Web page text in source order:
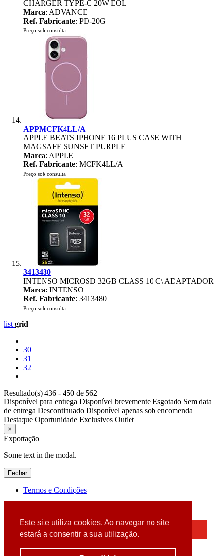
Este site utiliza cookies. Ao navegar no site
estará a consentir a sua utilização.
CHARGER TYPE-C 20W EOL
Marca: ADVANCE
Ref. Fabricante: PD-20G
Preço sob consulta
APPMCFK4LL/A
APPLE BEATS IPHONE 16 PLUS CASE WITH
MAGSAFE SUNSET PURPLE
Marca: APPLE
Ref. Fabricante: MCFK4LL/A
Preço sob consulta
3413480
INTENSO MICROSD 32GB CLASS 10 C\ ADAPTADOR
Marca: INTENSO
Ref. Fabricante: 3413480
Preço sob consulta
list grid
30
31
32
Resultado(s) 436 - 450 de 562
Disponível para entrega Disponível brevemente Esgotado Sem data
de entrega Descontinuado Disponível apenas sob encomenda
Destaque Oportunidade Exclusivos Outlet
×
Exportação
Some text in the modal.
Fechar
Termos e Condições
Detectamos que está a usar um browser desatualizado
Por favor, atualize o seu browser